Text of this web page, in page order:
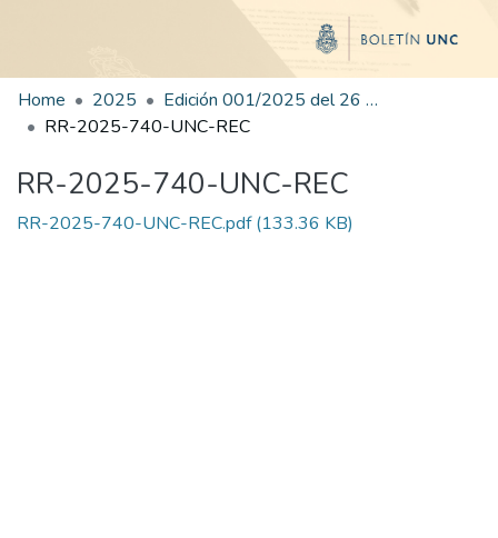
Home 2025
Edición 001/2025 del 26 de mayo de 2025
RR-2025-740-UNC-REC
RR-2025-740-UNC-REC
RR-2025-740-UNC-REC.pdf(133.36 KB)